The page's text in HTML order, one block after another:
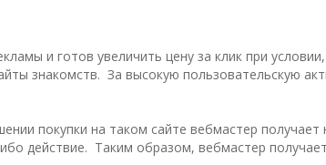
и готов увеличить цену за клик при
знакомств. За высокую пользовательскую
покупки на таком сайте вебмастер
действие. Таким образом, вебмастер